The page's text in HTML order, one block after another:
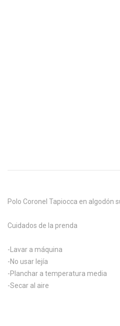
Polo Coronel Tapiocca en algodón
Cuidados de la prenda
-Lavar a máquina
-No usar lejía
-Planchar a temperatura media
-Secar al aire